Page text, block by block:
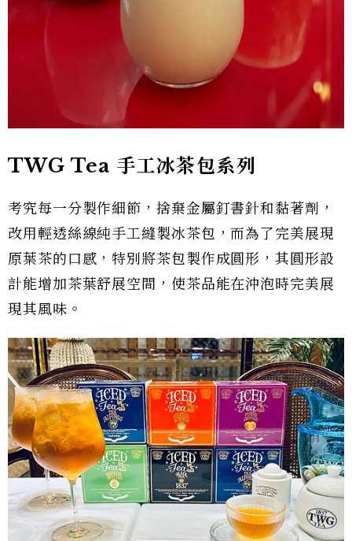
TWG Tea 手工冰茶包系列
考究每一分製作細節，捨棄金屬釘書針和黏著劑，
改用輕透絲線純手工縫製冰茶包，而為了完美展現
原葉茶的口感，特別將茶包製作成圓形，其圓形設
計能增加茶葉舒展空間，使茶品能在沖泡時完美展
現其風味。